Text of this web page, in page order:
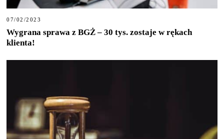
07/02/2023
Wygrana sprawa z BGŻ – 30 tys. zostaje w rękach
klienta!